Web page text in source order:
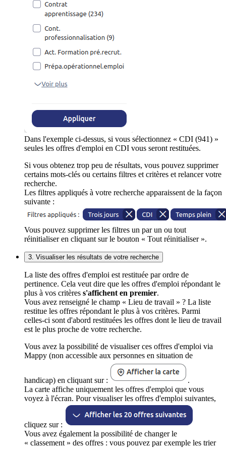
Dans l'exemple ci-dessus, si vous sélectionnez « CDI (941) »
seules les offres d'emploi en CDI vous seront restituées.
Si vous obtenez trop peu de résultats, vous pouvez supprimer
certains mots-clés ou certains filtres et critères et relancer votre
recherche.
Les filtres appliqués à votre recherche apparaissent de la façon
suivante :
Vous pouvez supprimer les filtres un par un ou tout
réinitialiser en cliquant sur le bouton « Tout réinitialiser ».
3. Visualiser les résultats de votre recherche
La liste des offres d'emploi est restituée par ordre de
pertinence. Cela veut dire que les offres d'emploi répondant le
plus à vos critères s'affichent en premier.
Vous avez renseigné le champ « Lieu de travail » ? La liste
restitue les offres répondant le plus à vos critères. Parmi
celles-ci sont d'abord restituées les offres dont le lieu de travail
est le plus proche de votre recherche.
Vous avez la possibilité de visualiser ces offres d'emploi via
Mappy (non accessible aux personnes en situation de
handicap) en cliquant sur :
.
La carte affiche uniquement les offres d'emploi que vous
voyez à l'écran. Pour visualiser les offres d'emploi suivantes,
cliquez sur :
Vous avez également la possibilité de changer le
« classement » des offres : vous pouvez par exemple les trier